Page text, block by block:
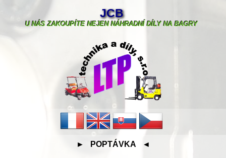
JCB
U NÁS ZAKOUPÍTE NEJEN NÁHRADNÍ DÍLY NA BAGRY
► POPTÁVKA ◄